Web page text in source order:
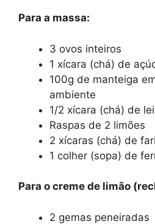
Para a massa:
3 ovos inteiros
1 xícara (chá) de
100g de manteiga
ambiente
1/2 xícara (chá) de
Raspas de 2 limões
2 xícaras (chá) de
1 colher (sopa) de
Para o creme de limão
2 gemas peneiradas